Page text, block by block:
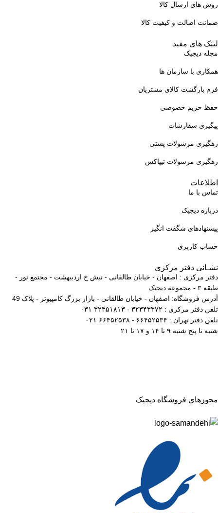
روش های ارسال کالا
ضمانت اصالت و کیفیت کالا
لینک های مفید
مجله دیجیک
همکاری با سازمان ها
فرم بازگشت کالای مشتریان
حفظ حریم خصوصی
پیگیری سفارشات
رهگیری مرسولات پستی
رهگیری مرسولات تیپاکس
اطلاعات
تماس با ما
درباره دیجیک
پیشنهادهای شگفت انگیز
حساب کاربری
نشـانی دفتر مرکزی
دفتر مرکزی : اصفهان - خیابان طالقانی - نبش خ اردیبهشت - مجتمع نور -
طبقه ۳ - مجموعه دیجیک
آدرس فروشگاه: اصفهان - خیابان طالقانی - بازار بزرگ کامپیوتر - پلاک 49
تلفن دفتر مرکزی : ۳۲۳۴۳۳۷۲ - ۳۲۳۵۱۸۱۳ ۰۳۱
تلفن دفتر تهران : ۶۶۴۵۲۵۳۴ - ۶۶۴۵۲۵۳۸ ۰۲۱
شنبه تا پنج شنبه ۹ تا ۱۴ و ۱۷ تا ۲۱
مجوزهای فروشگاه دیجیک